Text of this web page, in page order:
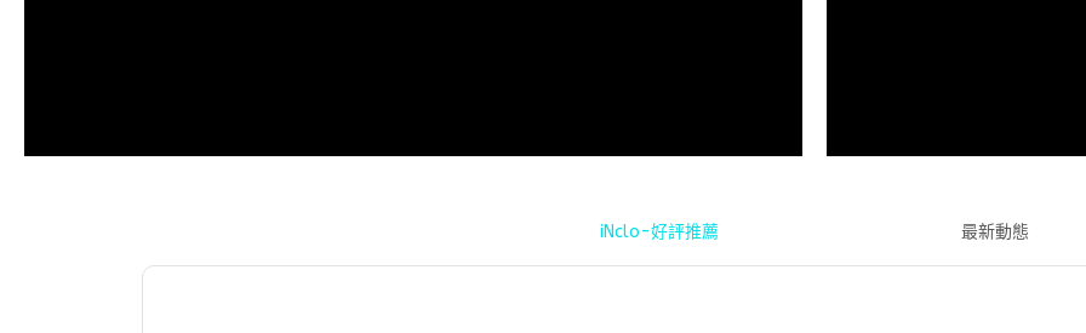
iNclo-好評推薦 最新動態